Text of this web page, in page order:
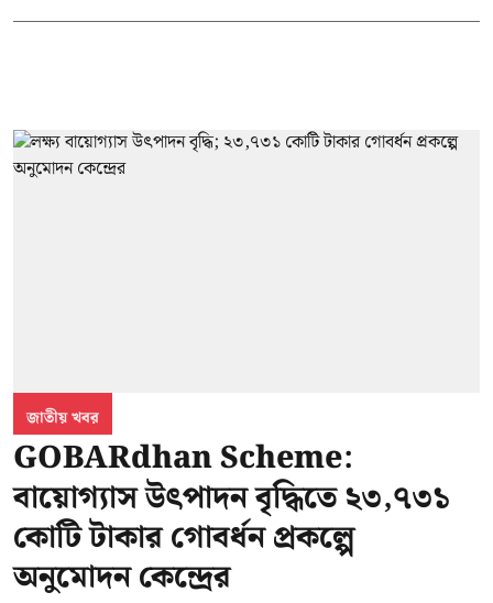
জাতীয় খবর
GOBARdhan Scheme:
বায়োগ্যাস উৎপাদন বৃদ্ধিতে ২৩,৭৩১
কোটি টাকার গোবর্ধন প্রকল্পে
অনুমোদন কেন্দ্রের